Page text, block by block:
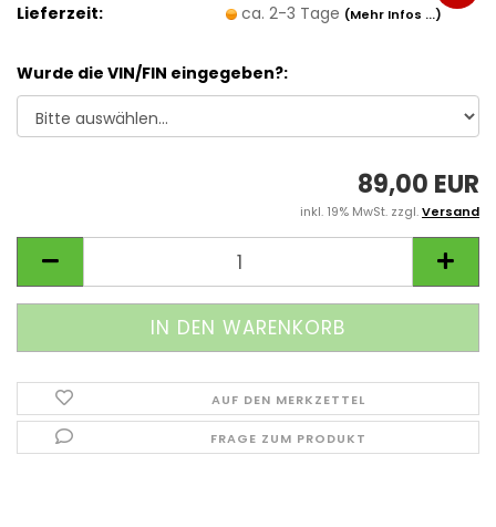
Lieferzeit:
ca. 2-3 Tage (Mehr Infos ...)
Wurde die VIN/FIN eingegeben?:
89,00 EUR
inkl. 19% MwSt. zzgl.Versand
AUF DEN MERKZETTEL
FRAGE ZUM PRODUKT